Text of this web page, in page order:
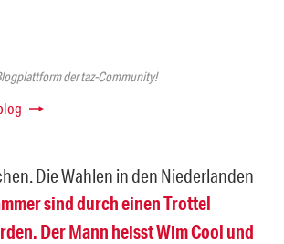
der taz-Community!
Die Wahlen in den Niederlanden
sind durch einen Trottel
Der Mann heisst Wim Cool und